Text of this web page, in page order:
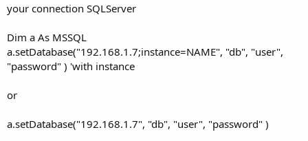
your connection SQLServer
Dim a As MSSQL
a.setDatabase("192.168.1.7;instance=NAME", "db", "user",
"password" ) 'with instance
or
a.setDatabase("192.168.1.7", "db", "user", "password" )